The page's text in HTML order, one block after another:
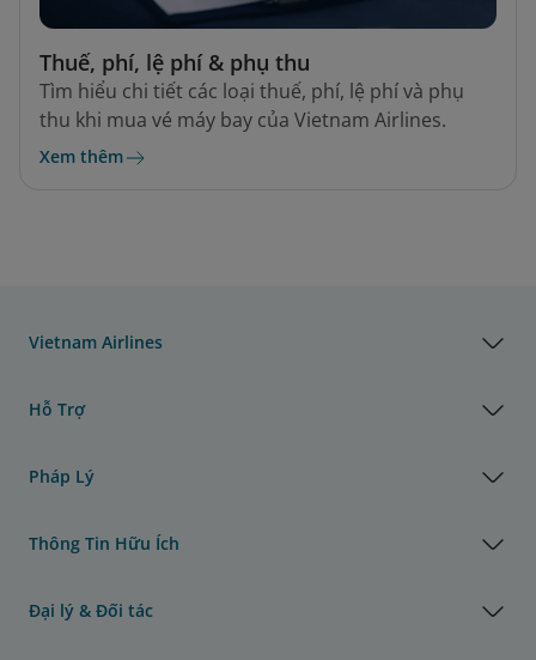
Thuế, phí, lệ phí & phụ thu
Tìm hiểu chi tiết các loại thuế, phí, lệ phí và phụ
thu khi mua vé máy bay của Vietnam Airlines.
Xem thêm
Vietnam Airlines
Hỗ Trợ
Pháp Lý
Thông Tin Hữu Ích
Đại lý & Đối tác